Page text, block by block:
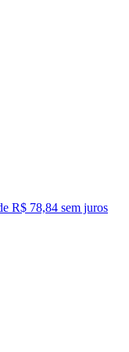
R$ 78,84 sem juros